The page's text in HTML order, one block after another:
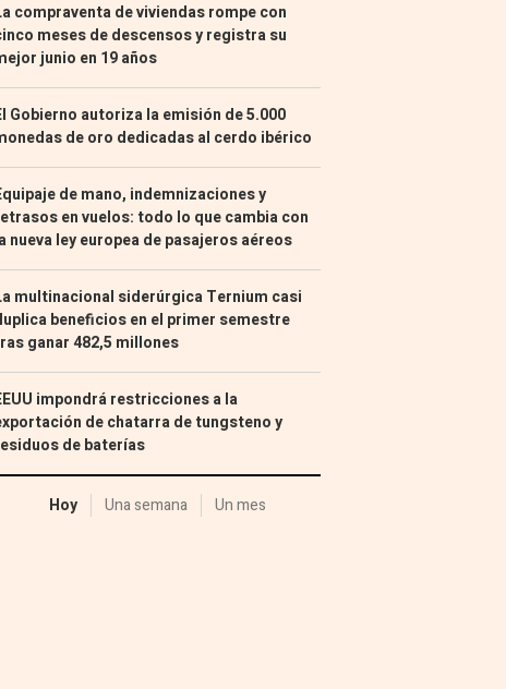
compraventa de viviendas rompe con
meses de descensos y registra su
junio en 19 años
Gobierno autoriza la emisión de 5.000
de oro dedicadas al cerdo ibérico
de mano, indemnizaciones y
en vuelos: todo lo que cambia con
nueva ley europea de pasajeros aéreos
multinacional siderúrgica Ternium casi
beneficios en el primer semestre
ganar 482,5 millones
impondrá restricciones a la
de chatarra de tungsteno y
de baterías
Hoy Una semana Un mes